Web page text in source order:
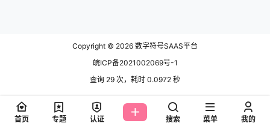
Copyright © 2026 数字符号SAAS平台
皖ICP备2021002069号-1
查询 29 次，耗时 0.0972 秒
首页 专题 认证 搜索 菜单 我的